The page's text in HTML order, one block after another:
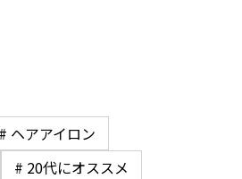
# ヘアアイロン
# 20代にオススメ